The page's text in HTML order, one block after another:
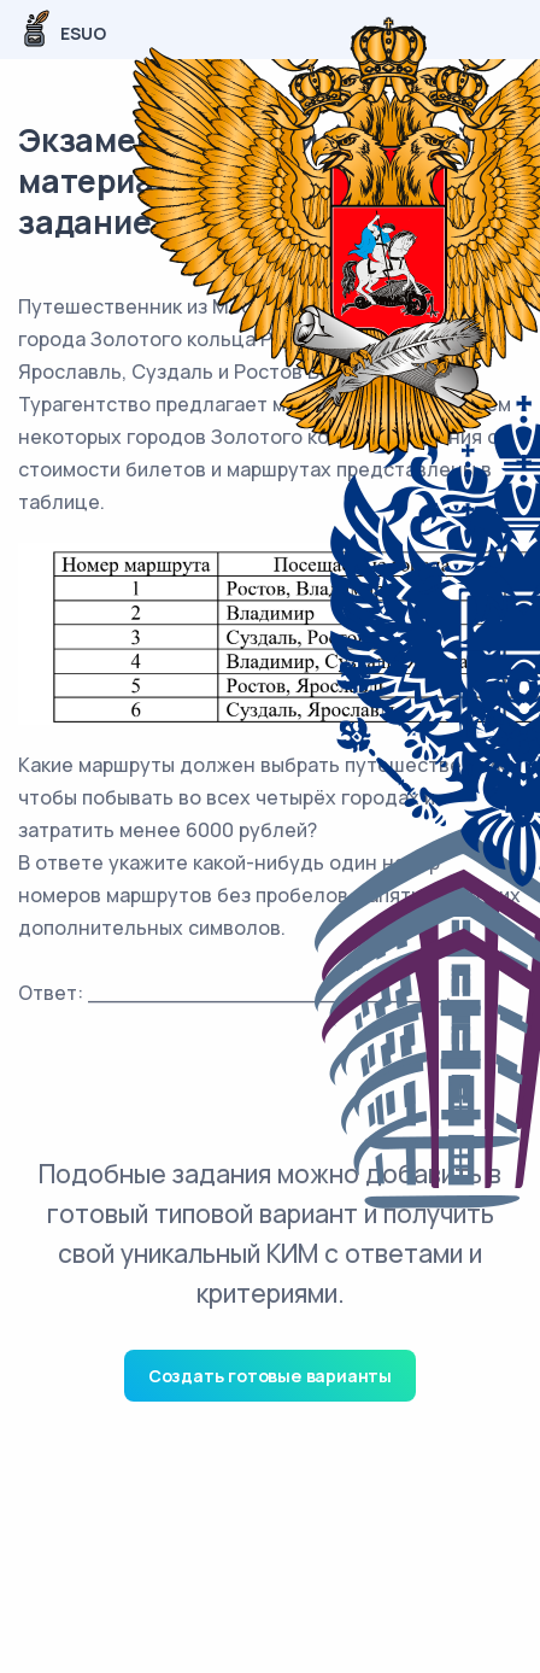
ESUO
Экзаменационный (типовой)
материал ЕГЭ / База / 06
задание (24) / 137
Путешественник из Москвы хочет посетить 4
города Золотого кольца России: Владимир,
Ярославль, Суздаль и Ростов Великий.
Турагентство предлагает маршруты с посещением
некоторых городов Золотого кольца. Сведения о
стоимости билетов и маршрутах представлены в
таблице.
Какие маршруты должен выбрать путешественник,
чтобы побывать во всех четырёх городах и
затратить менее 6000 рублей?
В ответе укажите какой-нибудь один набор
номеров маршрутов без пробелов, запятых и других
дополнительных символов.
Ответ: ___________________________.
Подобные задания можно добавить в
готовый типовой вариант и получить
свой уникальный КИМ с ответами и
критериями.
Создать готовые варианты